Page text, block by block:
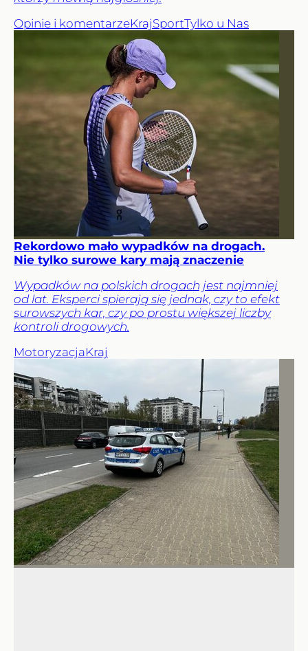
Opinie i komentarzeKrajSportTylko u Nas
Rekordowo mało wypadków na drogach.
Nie tylko surowe kary mają znaczenie
Wypadków na polskich drogach jest najmniej
od lat. Eksperci spierają się jednak, czy to efekt
surowszych kar, czy po prostu większej liczby
kontroli drogowych.
MotoryzacjaKraj